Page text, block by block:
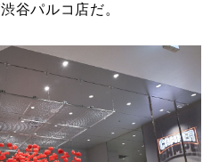
谷パルコ店だ。